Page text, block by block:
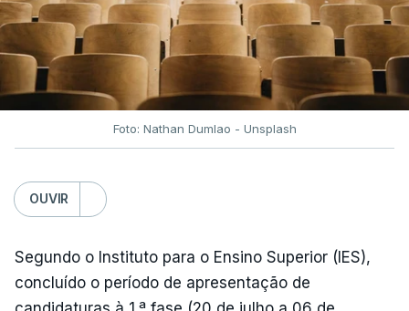
No entanto, com o retomar do conflito, as últimas
semanas têm sido marcadas por uma subida
acentuada, tendência que deverá ser revertida na
próxima semana.
c/Lusa
Foto: Nathan Dumlao - Unsplash
OUVIR
Segundo o Instituto para o Ensino Superior (IES),
concluído o período de apresentação de